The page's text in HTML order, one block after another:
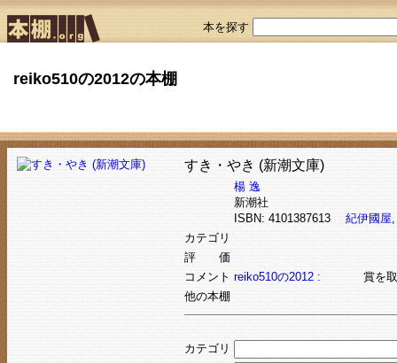
本を探す
reiko510の2012の本棚
すき・やき (新潮文庫)
楊 逸
新潮社
ISBN: 4101387613 紀伊國屋
カテゴリ
評 価
コメント reiko510の2012 :
賞を
他の本棚
カテゴリ